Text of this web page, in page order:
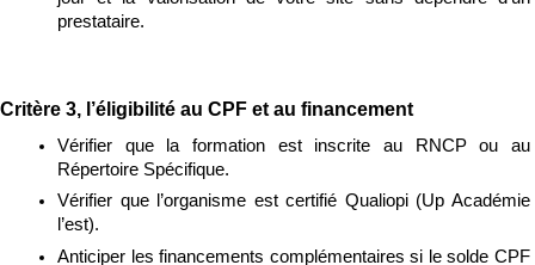
prestataire.
Critère 3, l’éligibilité au CPF et au financement
Vérifier que la formation est inscrite au RNCP ou au
Répertoire Spécifique.
Vérifier que l’organisme est certifié Qualiopi (Up Académie
l’est).
Anticiper les financements complémentaires si le solde CPF